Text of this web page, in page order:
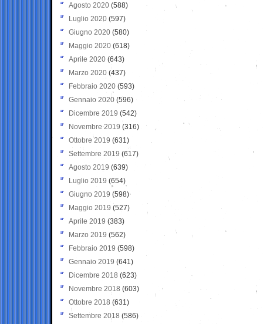
Agosto 2020 (588)
Luglio 2020 (597)
Giugno 2020 (580)
Maggio 2020 (618)
Aprile 2020 (643)
Marzo 2020 (437)
Febbraio 2020 (593)
Gennaio 2020 (596)
Dicembre 2019 (542)
Novembre 2019 (316)
Ottobre 2019 (631)
Settembre 2019 (617)
Agosto 2019 (639)
Luglio 2019 (654)
Giugno 2019 (598)
Maggio 2019 (527)
Aprile 2019 (383)
Marzo 2019 (562)
Febbraio 2019 (598)
Gennaio 2019 (641)
Dicembre 2018 (623)
Novembre 2018 (603)
Ottobre 2018 (631)
Settembre 2018 (586)